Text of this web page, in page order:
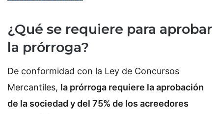
¿Qué se requiere para aprobar
la prórroga?
De conformidad con la Ley de Concursos
Mercantiles, la prórroga requiere la aprobación
de la sociedad y del 75% de los acreedores